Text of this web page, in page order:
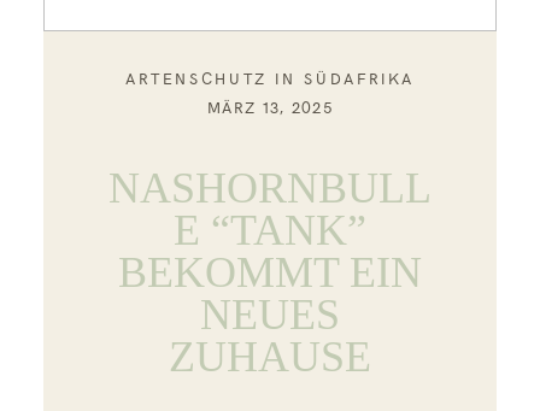
ARTENSCHUTZ IN SÜDAFRIKA
MÄRZ 13, 2025
NASHORNBULL
E “TANK”
BEKOMMT EIN
NEUES
ZUHAUSE